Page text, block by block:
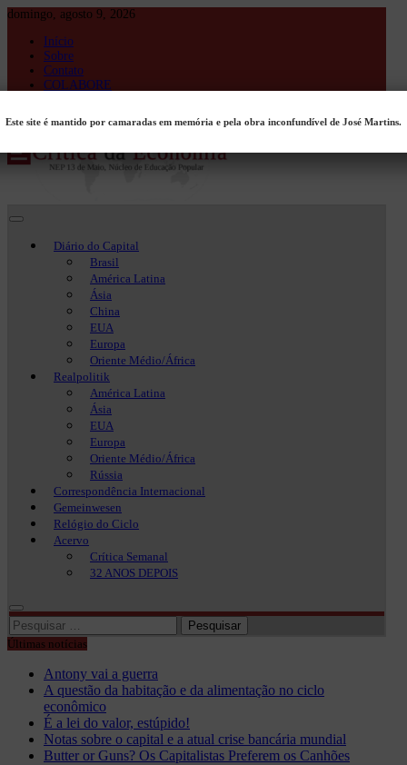
Skip
content
domingo, agosto 9, 2026
Início
Sobre
Contato
COLABORE
Crítica da Economia
Crítica da Economia
Diário do Capital
Brasil
América Latina
Ásia
China
EUA
Europa
Oriente Médio/África
Realpolitik
América Latina
Ásia
EUA
Europa
Oriente Médio/África
Rússia
Correspondência Internacional
Gemeinwesen
Relógio do Ciclo
Acervo
Crítica Semanal
32 ANOS DEPOIS
Pesquisar
por:
Últimas notícias
Antony vai a guerra
A questão da habitação e da alimentação no ciclo
econômico
É a lei do valor, estúpido!
Notas sobre o capital e a atual crise bancária mundial
Butter or Guns? Os Capitalistas Preferem os Canhões
Este site é mantido por camaradas em memória e pela obra inconfundível de José Martins.